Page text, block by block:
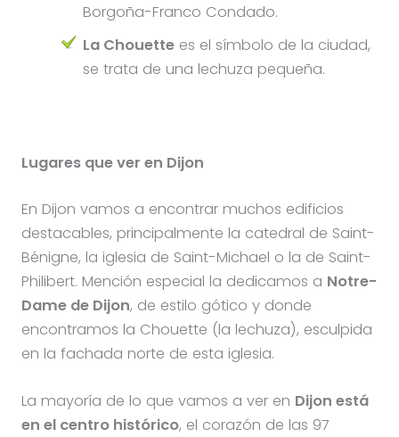
Borgoña-Franco Condado.
La Chouette es el símbolo de la ciudad,
se trata de una lechuza pequeña.
Lugares que ver en Dijon
En Dijon vamos a encontrar muchos edificios
destacables, principalmente la catedral de Saint-
Bénigne, la iglesia de Saint-Michael o la de Saint-
Philibert. Mención especial la dedicamos a Notre-
Dame de Dijon, de estilo gótico y donde
encontramos la Chouette (la lechuza), esculpida
en la fachada norte de esta iglesia.
La mayoría de lo que vamos a ver en Dijon está
en el centro histórico, el corazón de las 97